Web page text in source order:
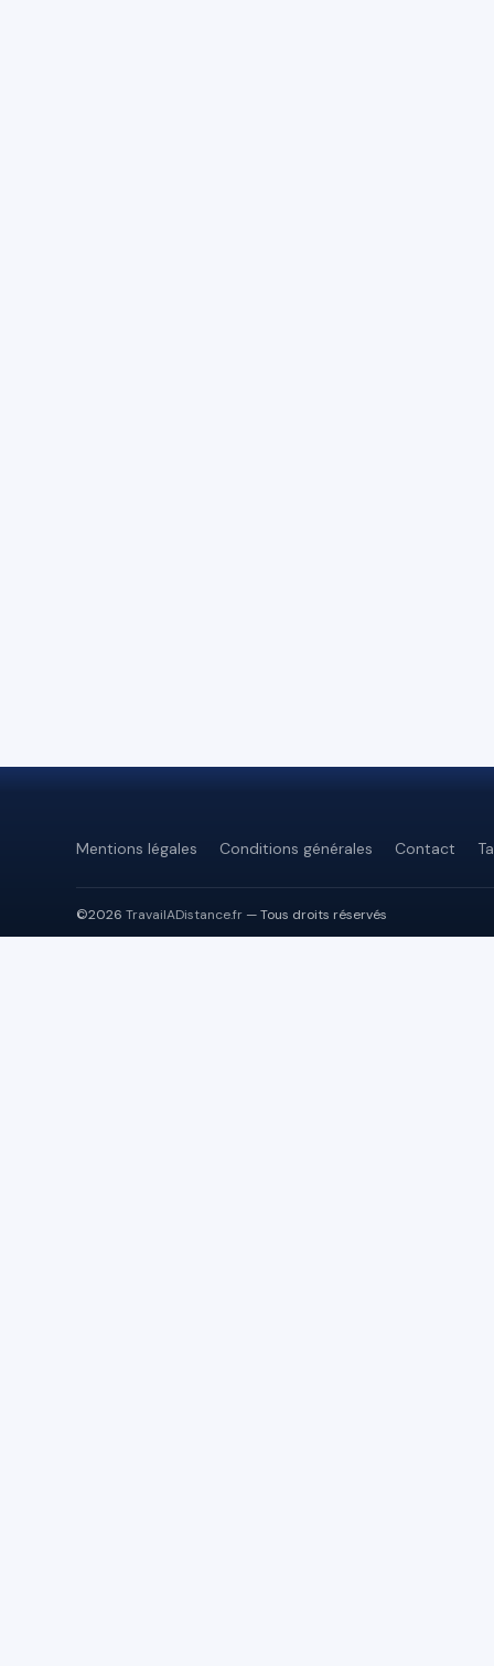
Mentions légales Conditions générales Contact
©2026 TravailADistance.fr — Tous droits réservés